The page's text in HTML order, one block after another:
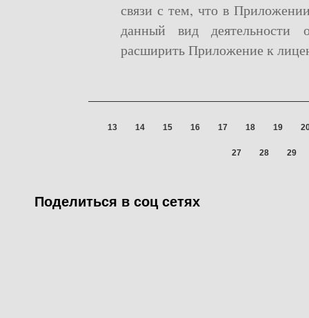
связи с тем, что в
данный вид деятельности
расширить Приложение к
13 14 15 16 17 18 19
27 28 29
Поделиться в соц сетях